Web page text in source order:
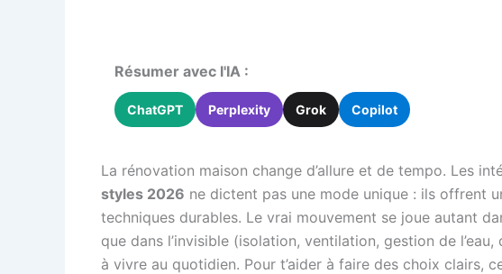
Résumer avec l'IA :
ChatGPT Perplexity Grok Copilot
La rénovation maison change d’allure et de tempo. Les
styles 2026 ne dictent pas une mode unique : ils offrent
techniques durables. Le vrai mouvement se joue autant
que dans l’invisible (isolation, ventilation, gestion de
à vivre au quotidien. Pour t’aider à faire des choix clairs,